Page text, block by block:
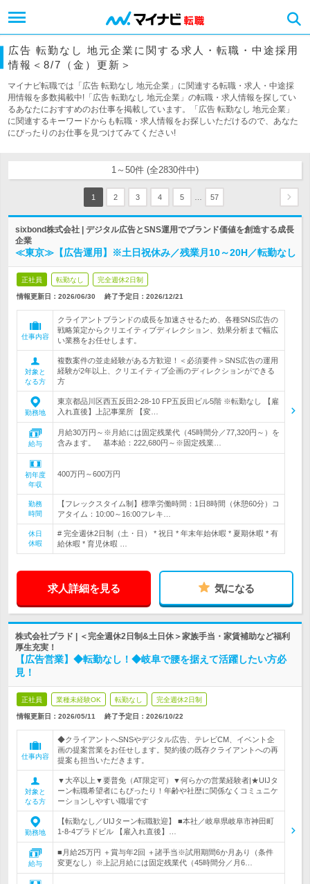
広告 転勤なし 地元企業に関する求人・転職・中途採用
情報＜8/7（金）更新＞
マイナビ転職では「広告 転勤なし 地元企業」に関連する転職・求人・中途採
用情報を多数掲載中!「広告 転勤なし 地元企業」の転職・求人情報を探してい
るあなたにおすすめのお仕事を掲載しています。「広告 転勤なし 地元企業」
に関連するキーワードからも転職・求人情報をお探しいただけるので、あなた
にぴったりのお仕事を見つけてみてください!
1～50件 (全2830件中)
1 2 3 4 5 57
sixbond株式会社 | デジタル広告とSNS運用でブランド価値を創造する成長
企業
≪東京≫【広告運用】※土日祝休み／残業月10～20H／転勤なし
正社員 転勤なし 完全週休2日制
情報更新日：2026/06/30 終了予定日： 2026/12/21
仕事内容
クライアントブランドの成長を加速させるため、各種SNS広告の
戦略策定からクリエイティブディレクション、効果分析まで幅広
い業務をお任せします。
対象と
なる方
複数案件の並走経験がある方歓迎！＜必須要件＞SNS広告の運用
経験が2年以上、クリエイティブ企画のディレクションができる
方
勤務地
東京都品川区西五反田2-28-10 FP五反田ビル5階 ※転勤なし 【雇
入れ直後】上記事業所 【変…
給与
月給30万円～※月給には固定残業代（45時間分／77,320円～）を
含みます。 基本給：222,680円～※固定残業…
初年度
年収
400万円～600万円
勤務
時間
【フレックスタイム制】標準労働時間：1日8時間（休憩60分）コ
アタイム：10:00～16:00フレキ…
休日
休暇
# 完全週休2日制（土・日） * 祝日 * 年末年始休暇 * 夏期休暇 * 有
給休暇 * 育児休暇 …
求人詳細を見る 気になる
株式会社プラド | ＜完全週休2日制&土日休＞家族手当・家賃補助など福利
厚生充実！
【広告営業】◆転勤なし！◆岐阜で腰を据えて活躍したい方必
見！
正社員 業種未経験OK 転勤なし 完全週休2日制
情報更新日：2026/05/11 終了予定日： 2026/10/22
仕事内容
◆クライアントへSNSやデジタル広告、テレビCM、イベント企
画の提案営業をお任せします。契約後の既存クライアントへの再
提案も担当いただきます。
対象と
なる方
▼大卒以上▼要普免（AT限定可）▼何らかの営業経験者|★UIJタ
ーン転職希望者にもぴったり！年齢や社歴に関係なくコミュニケ
ーションしやすい職場です
勤務地
【転勤なし／UIJターン転職歓迎】 ■本社／岐阜県岐阜市神田町
1-8-4プラドビル 【雇入れ直後】…
給与
■月給25万円 ＋賞与年2回 ＋諸手当※試用期間6か月あり（条件
変更なし）※上記月給には固定残業代（45時間分／月6…